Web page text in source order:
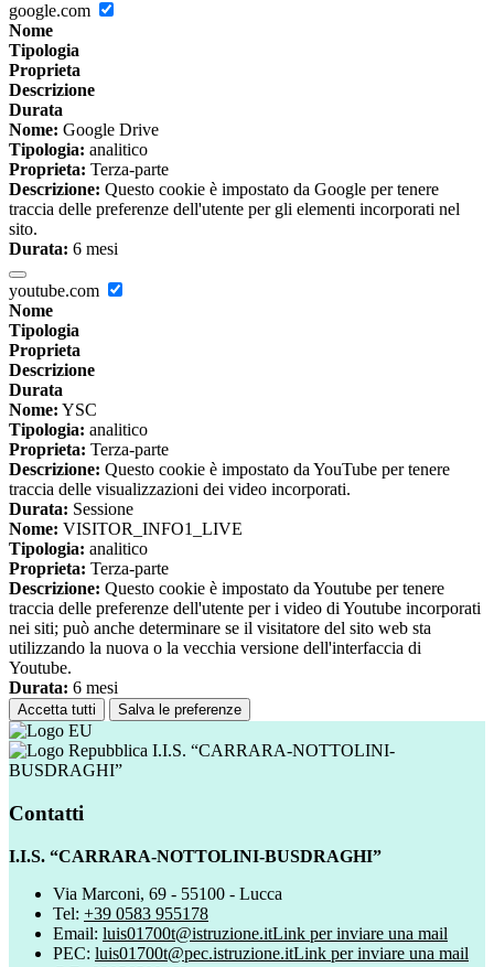
google.com
Nome
Tipologia
Proprieta
Descrizione
Durata
Nome: Google Drive
Tipologia: analitico
Proprieta: Terza-parte
Descrizione: Questo cookie è impostato da Google per tenere
traccia delle preferenze dell'utente per gli elementi incorporati nel
sito.
Durata: 6 mesi
youtube.com
Nome
Tipologia
Proprieta
Descrizione
Durata
Nome: YSC
Tipologia: analitico
Proprieta: Terza-parte
Descrizione: Questo cookie è impostato da YouTube per tenere
traccia delle visualizzazioni dei video incorporati.
Durata: Sessione
Nome: VISITOR_INFO1_LIVE
Tipologia: analitico
Proprieta: Terza-parte
Descrizione: Questo cookie è impostato da Youtube per tenere
traccia delle preferenze dell'utente per i video di Youtube incorporati
nei siti; può anche determinare se il visitatore del sito web sta
utilizzando la nuova o la vecchia versione dell'interfaccia di
Youtube.
Durata: 6 mesi
Accetta tutti Salva le preferenze
I.I.S. “CARRARA-NOTTOLINI-
BUSDRAGHI”
Contatti
I.I.S. “CARRARA-NOTTOLINI-BUSDRAGHI”
Via Marconi, 69 - 55100 - Lucca
Tel: +39 0583 955178
Email: luis01700t@istruzione.itLink per inviare una mail
PEC: luis01700t@pec.istruzione.itLink per inviare una mail